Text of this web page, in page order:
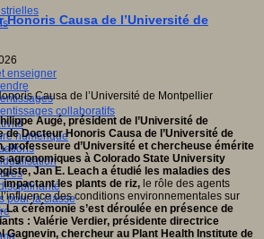
enseigner
collaboratifs
numérique
pour la classe
Honoris Causa de l’Université de
Augé, président de l’Université de
de Docteur Honoris Causa de l’Université de
professeure d’Université et chercheuse émérite
agronomiques à Colorado State University
Jan E. Leach a étudié les maladies des
les plants de riz, le rôle des agents
des conditions environnementales sur
. La cérémonie s’est déroulée en présence de
: Valérie Verdier, présidente directrice
Gagnevin, chercheur au Plant Health Institute de